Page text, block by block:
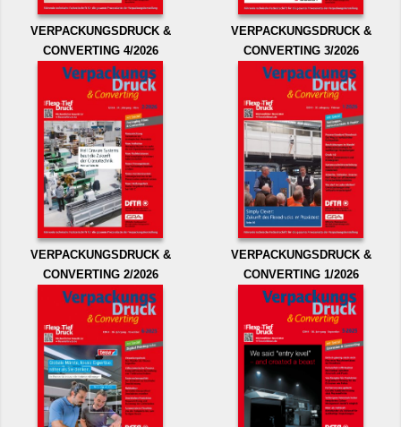
VERPACKUNGSDRUCK &
CONVERTING 4/2026
VERPACKUNGSDRUCK &
CONVERTING 3/2026
VERPACKUNGSDRUCK &
CONVERTING 2/2026
VERPACKUNGSDRUCK &
CONVERTING 1/2026